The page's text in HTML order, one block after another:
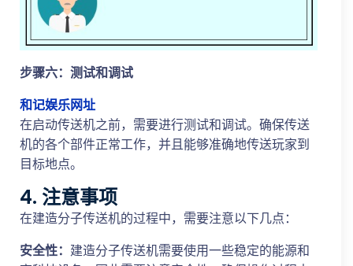
步骤六：测试和调试
和记娱乐网址
在启动传送机之前，需要进行测试和调试。确保传送
机的各个部件正常工作，并且能够准确地传送玩家到
目标地点。
4. 注意事项
在建造分子传送机的过程中，需要注意以下几点：
安全性： 建造分子传送机需要使用一些稳定的能源和